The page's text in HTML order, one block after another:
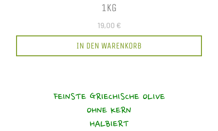
1KG
19,00 €
IN DEN WARENKORB
FEINSTE GRIECHISCHE OLIVE
OHNE KERN
HALBIERT